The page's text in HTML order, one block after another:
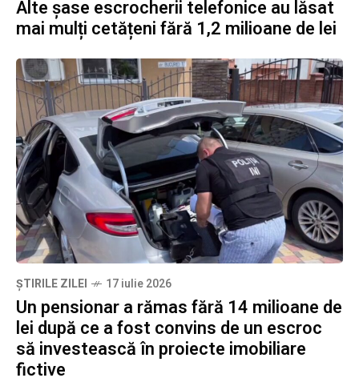
Alte șase escrocherii telefonice au lăsat
mai mulți cetățeni fără 1,2 milioane de lei
ȘTIRILE ZILEI 17 iulie 2026
Un pensionar a rămas fără 14 milioane de
lei după ce a fost convins de un escroc
să investească în proiecte imobiliare
fictive